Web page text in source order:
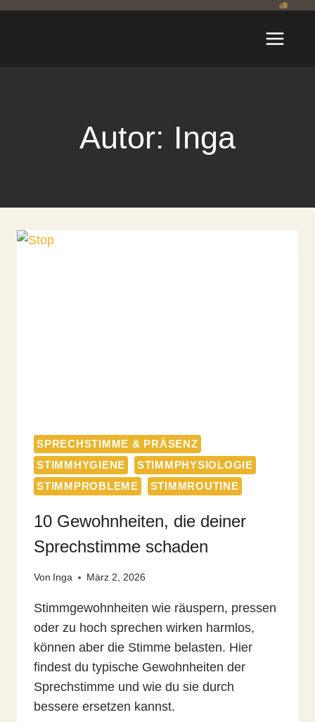
Zum
Autor: Inga
SPRECHSTIMME & PRÄSENZ
STIMMHYGIENE
STIMMPHYSIOLOGIE
STIMMPROBLEME
STIMMROUTINE
10 Gewohnheiten, die deiner
Sprechstimme schaden
Von Inga März 2, 2026
Stimmgewohnheiten wie räuspern, pressen
oder zu hoch sprechen wirken harmlos,
können aber die Stimme belasten. Hier
findest du typische Gewohnheiten der
Sprechstimme und wie du sie durch
bessere ersetzen kannst.